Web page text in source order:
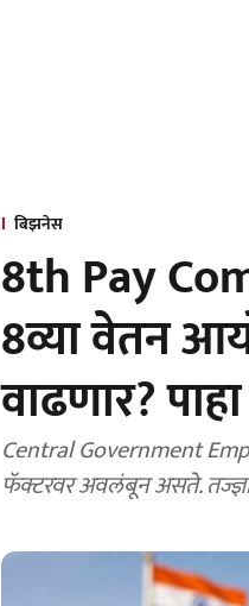
बिझनेस
8th Pay
8व्या वेतन
वाढणार?
Central Government
फॅक्टरवर अवलंबून असते.